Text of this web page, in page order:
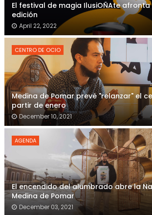
El festival de magia IlusiOÑAte
edición
April 22, 2022
CENTRO DE OCIO
Medina de Pomar prevé "relanzar" el
partir de enero
December 10, 2021
AGENDA
El encendido del alumbrado abre la
Medina de Pomar
December 03, 2021